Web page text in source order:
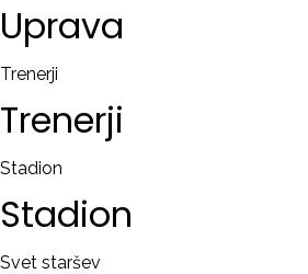
Uprava
Trenerji
Trenerji
Stadion
Stadion
Svet staršev